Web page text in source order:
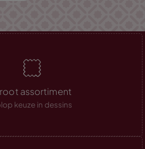
assortiment
keuze in dessins